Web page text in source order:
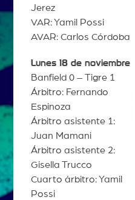
Jerez
VAR: Yamil Possi
AVAR: Carlos Córdoba
Lunes 18 de noviembre
Banfield 0 – Tigre 1
Árbitro: Fernando
Espinoza
Árbitro asistente 1:
Juan Mamani
Árbitro asistente 2:
Gisella Trucco
Cuarto árbitro: Yamil
Possi